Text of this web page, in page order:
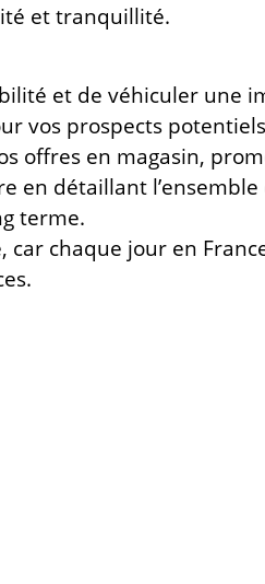
et tranquillité.
et de véhiculer une
vos prospects
offres en magasin,
détaillant
terme.
chaque jour en